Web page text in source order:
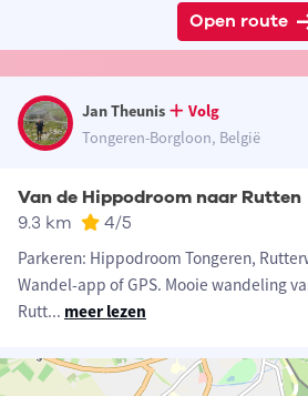
Open route
Jan Theunis
Volg
Tongeren-Borgloon, België
Van de Hippodroom naar Rutten
9.3 km 4/5
Parkeren: Hippodroom Tongeren,
Wandel-app of GPS. Mooie wandeling
Rutt... meer lezen